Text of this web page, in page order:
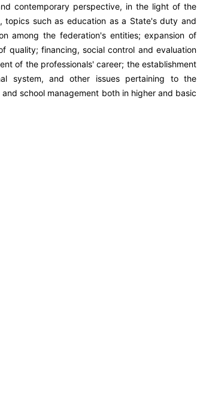
contemporary perspective, in the light of the
topics such as education as a State's duty and
among the federation's entities; expansion of
quality; financing, social control and evaluation
of the professionals' career; the establishment
system, and other issues pertaining to the
school management both in higher and basic